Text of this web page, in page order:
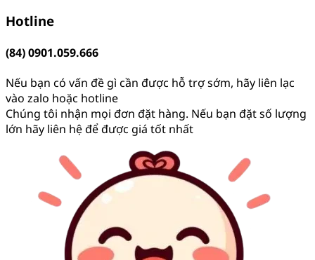
Hotline
(84) 0901.059.666
Nếu bạn có vấn đề gì cần được hỗ trợ sớm, hãy liên lạc
vào zalo hoặc hotline
Chúng tôi nhận mọi đơn đặt hàng. Nếu bạn đặt số lượng
lớn hãy liên hệ để được giá tốt nhất